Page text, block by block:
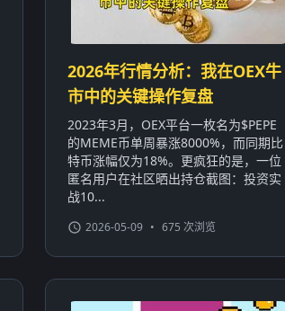
2026年行情分析：我在OEX牛
市中的关键操作复盘
2023年3月，OEX平台一枚名为$PEPE
的MEME币单周暴涨8000%，而同期比
特币涨幅仅为18%。更疯狂的是，一位
匿名用户在社区晒出持仓截图：投资实
战10...
2026-05-09 • 675 次浏览